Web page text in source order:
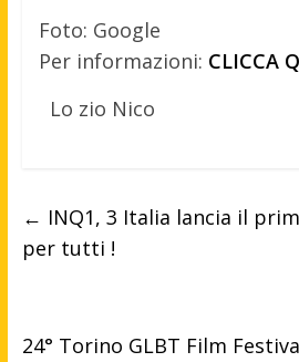
Foto: Google
Per informazioni: CLICCA
Lo zio Nico
← INQ1, 3 Italia lancia il
per tutti !
24° Torino GLBT Film